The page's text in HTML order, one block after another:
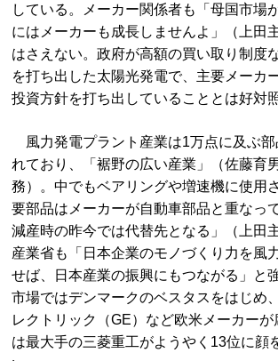
している。メーカー関係者も「母国市場
にはメーカーも成長しませんよ」（上田
はさえない。政府が高額の買い取り制度
を打ち出した太陽光発電で、主要メーカ
投資方針を打ち出していることとは好対照
風力発電プラント産業は1万点に及ぶ部
れており、「裾野の広い産業」（佐藤育
務）。中でもベアリングや増速機に使用
要部品はメーカーが自動車部品と重なっ
減産時の昨今では代替先となる」（上田
産業省も「日本企業のモノづくり力を風
せば、日本産業の振興にもつながる」と
市場ではデンマークのベスタスをはじめ
レクトリック（GE）など欧米メーカー
は最大手の三菱重工がようやく13位に顔